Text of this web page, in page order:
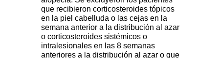
que recibieron corticosteroides tópicos
en la piel cabelluda o las cejas en la
semana anterior a la distribución al azar
o corticosteroides sistémicos o
intralesionales en las 8 semanas
anteriores a la distribución al azar o que